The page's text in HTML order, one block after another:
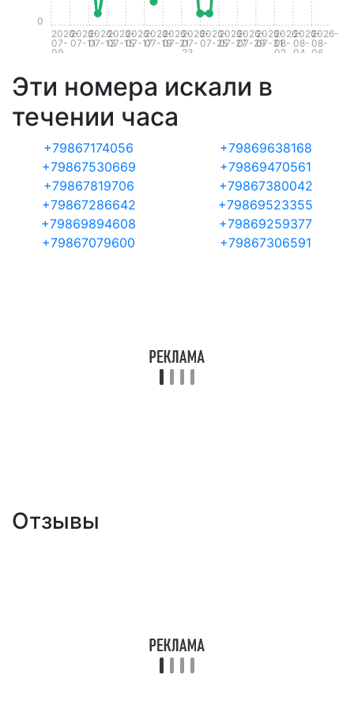
2026-
07-
09
2026-
07-11
2026-
07-13
2026-
07-15
2026-
07-17
2026-
07-19
2026-
07-21
2026-
07-
23
2026-
07-25
2026-
07-27
2026-
07-29
2026-
07-31
2026-
08-
02
2026-
08-
04
2026-
08-
06
0
Эти номера искали в
течении часа
+79867174056
+79869638168
+79867530669
+79869470561
+79867819706
+79867380042
+79867286642
+79869523355
+79869894608
+79869259377
+79867079600
+79867306591
Отзывы